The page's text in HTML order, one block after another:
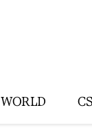
WORLD